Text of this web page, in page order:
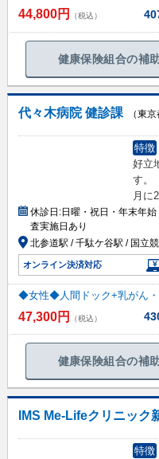
44,800円 （税込）
健康保険組合の補
代々木病院 健診課
（東
特徴
好立
す。
月に
休診日:日曜・祝日・年末年
査実施日あり
北参道駅 / 千駄ケ谷駅 / 国立
オンライン決済対応
◆女性◆人間ドック+乳がん
47,300円 （税込）
健康保険組合の補
IMS Me-Lifeクリニック
特徴